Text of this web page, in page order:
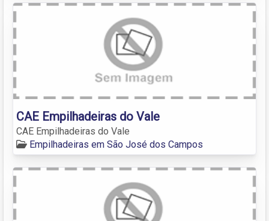
CAE Empilhadeiras do Vale
CAE Empilhadeiras do Vale
Empilhadeiras em São José dos Campos